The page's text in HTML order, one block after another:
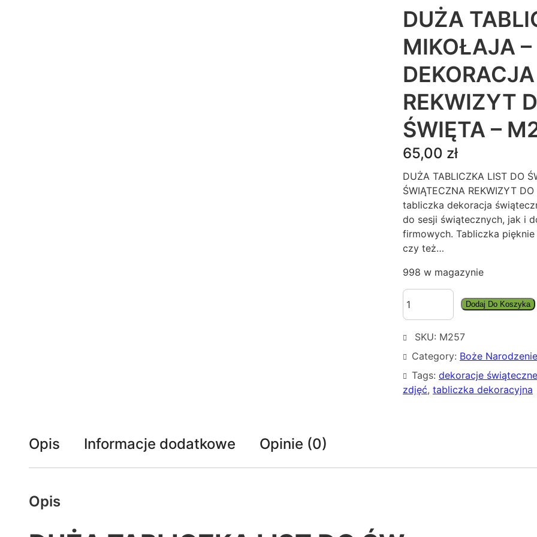
DUŻA
MIKOŁAJA
REKWIZYT
ŚWIĘTA –
65,00 zł
DUŻA TABLICZKA LIST DO
ŚWIĄTECZNA REKWIZYT
tabliczka dekoracja
do sesji świątecznych, jak i
firmowych. Tabliczka
czy też…
998 w magazynie
i
ś
ć
U
Ż
L
Dodaj Do Koszyka
SKU: M257
Category: Boże Narodzenie
Tags: dekoracje świąteczne
zdjęć, tabliczka dekoracyjna
Opis Informacje dodatkowe Opinie (0)
Opis